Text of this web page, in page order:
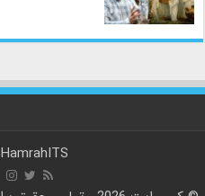
HamrahITS